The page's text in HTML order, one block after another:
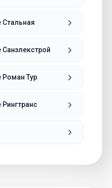
Стальная
Санэлекстрой
Роман Тур